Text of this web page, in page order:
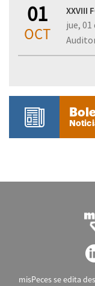
01
OCT
XXVIII
jue,
misPeces se edita